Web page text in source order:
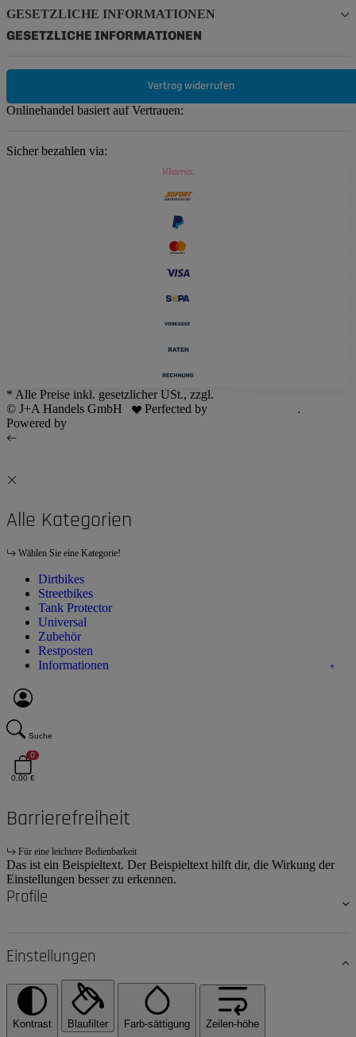
GESETZLICHE INFORMATIONEN
GESETZLICHE INFORMATIONEN
Vertrag widerrufen
Onlinehandel basiert auf Vertrauen:
Sicher bezahlen via:
* Alle Preise inkl. gesetzlicher USt., zzgl.
© J+A Handels GmbH
Perfected by
.
Powered by
Alle Kategorien
Wählen Sie eine Kategorie!
Dirtbikes
Streetbikes
Tank Protector
Universal
Zubehör
Restposten
Informationen
Suche
0
0,00 €
Barrierefreiheit
Für eine leichtere Bedienbarkeit
Das ist ein Beispieltext. Der Beispieltext hilft dir, die Wirkung der
Einstellungen besser zu erkennen.
Profile
Einstellungen
Kontrast Blaufilter Farb-sättigung Zeilen-höhe